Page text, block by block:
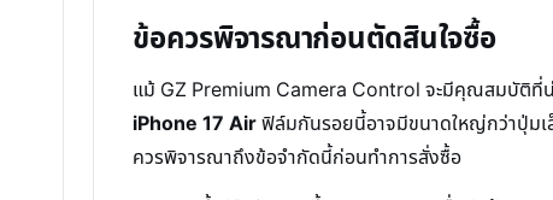
ข้อควรพิจารณาก่อนตัดสินใจซื้อ
แม้ GZ Premium Camera Control จะมีคุณสมบัติที่น่
iPhone 17 Airฟิล์มกันรอยนี้อาจมีขนาดใหญ่กว่าปุ่มเ
ควรพิจารณาถึงข้อจำกัดนี้ก่อนทำการสั่งซื้อ